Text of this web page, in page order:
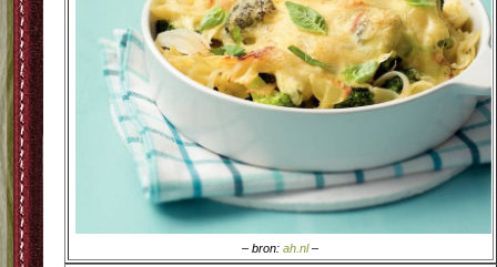
– bron:ah.nl–